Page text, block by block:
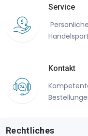
Service
Kontakt
Rechtliches